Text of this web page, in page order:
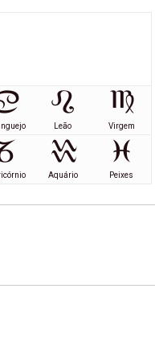
Leão Virgem
Aquário Peixes